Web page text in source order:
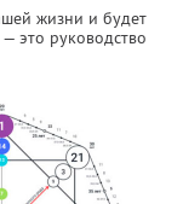
жизни и будет
это руководство